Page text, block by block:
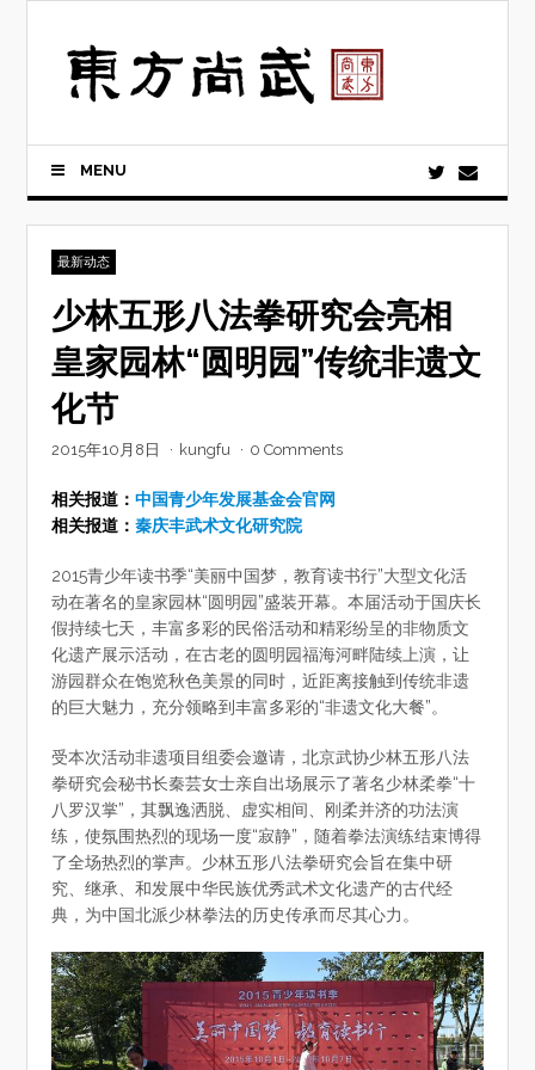
MENU
最新动态
少林五形八法拳研究会亮相
皇家园林“圆明园”传统非遗文
化节
2015年10月8日 · kungfu · 0 Comments
相关报道：中国青少年发展基金会官网
相关报道：秦庆丰武术文化研究院
2015青少年读书季“美丽中国梦，教育读书行”大型文化活
动在著名的皇家园林“圆明园”盛装开幕。本届活动于国庆长
假持续七天，丰富多彩的民俗活动和精彩纷呈的非物质文
化遗产展示活动，在古老的圆明园福海河畔陆续上演，让
游园群众在饱览秋色美景的同时，近距离接触到传统非遗
的巨大魅力，充分领略到丰富多彩的“非遗文化大餐”。
受本次活动非遗项目组委会邀请，北京武协少林五形八法
拳研究会秘书长秦芸女士亲自出场展示了著名少林柔拳“十
八罗汉掌”，其飘逸洒脱、虚实相间、刚柔并济的功法演
练，使氛围热烈的现场一度“寂静”，随着拳法演练结束博得
了全场热烈的掌声。少林五形八法拳研究会旨在集中研
究、继承、和发展中华民族优秀武术文化遗产的古代经
典，为中国北派少林拳法的历史传承而尽其心力。